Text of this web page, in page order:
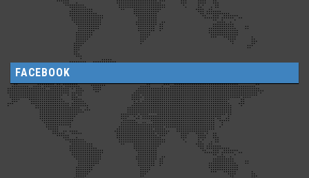
FACEBOOK